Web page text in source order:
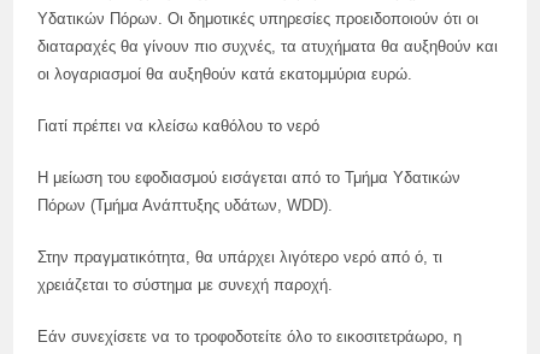
Υδατικών Πόρων. Οι δημοτικές υπηρεσίες προειδοποιούν ότι οι
διαταραχές θα γίνουν πιο συχνές, τα ατυχήματα θα αυξηθούν και
οι λογαριασμοί θα αυξηθούν κατά εκατομμύρια ευρώ.
Γιατί πρέπει να κλείσω καθόλου το νερό
Η μείωση του εφοδιασμού εισάγεται από το Τμήμα Υδατικών
Πόρων (Τμήμα Ανάπτυξης υδάτων, WDD).
Στην πραγματικότητα, θα υπάρχει λιγότερο νερό από ό, τι
χρειάζεται το σύστημα με συνεχή παροχή.
Εάν συνεχίσετε να το τροφοδοτείτε όλο το εικοσιτετράωρο, η